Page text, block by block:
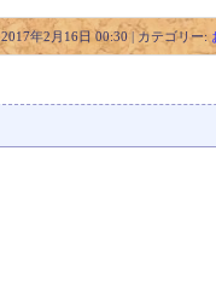
2017年2月16日 00:30 | カテゴリー: